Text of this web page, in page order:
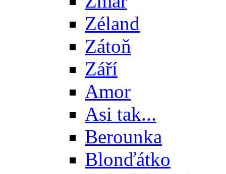
Zéland
Zátoň
Září
Amor
Asi tak...
Berounka
Blonďátko